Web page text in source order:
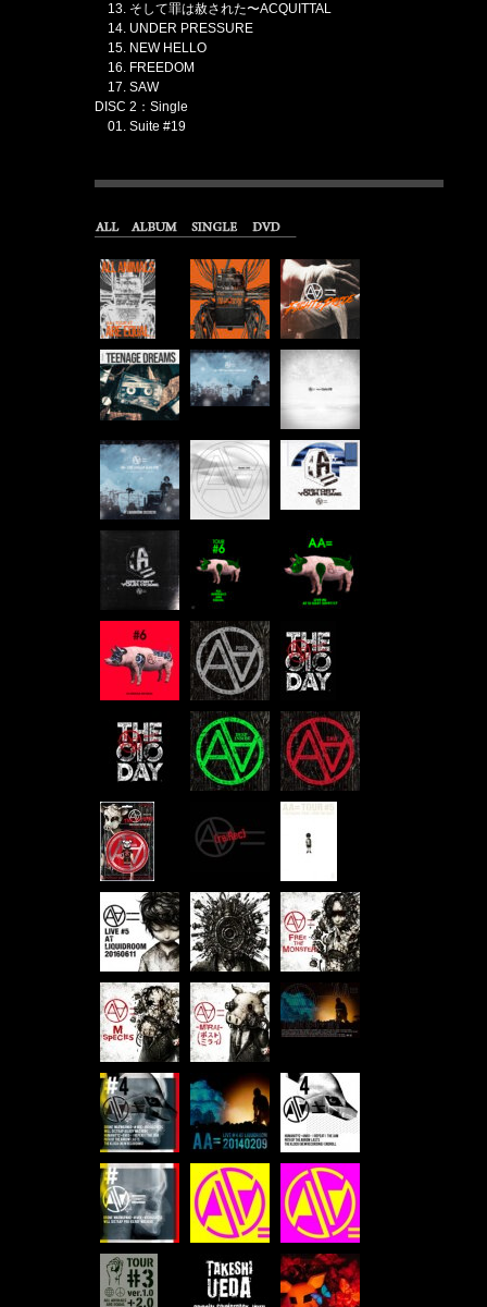
13. そして罪は赦された〜ACQUITTAL
14. UNDER PRESSURE
15. NEW HELLO
16. FREEDOM
17. SAW
DISC 2：Single
01. Suite #19